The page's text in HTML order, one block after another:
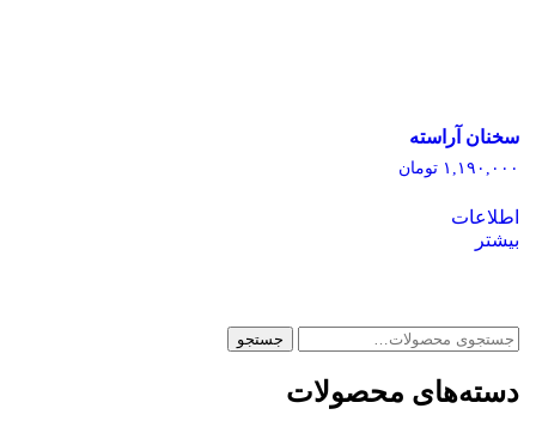
سخنان آراسته
۱,۱۹۰,۰۰۰ تومان
اطلاعات
بیشتر
جستجو
جستجو
دسته‌های محصولات